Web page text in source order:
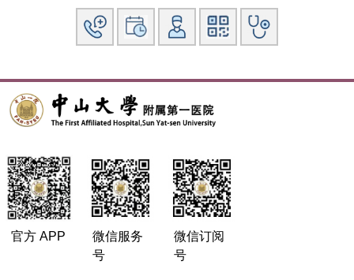
第1、2、3届 广东省医学会 疼痛学分会 常务委员
官方 APP
微信服务
号
微信订阅
号